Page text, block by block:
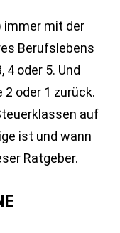
immer mit der
Berufslebens
4 oder 5. Und
oder 1 zurück.
auf
ist und wann
Ratgeber.